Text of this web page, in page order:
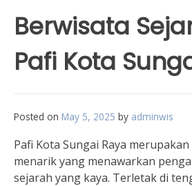
Berwisata
Pafi Kota
Posted on May 5, 2025 by adminwis
Pafi Kota Sungai Raya
menarik yang menawarkan
sejarah yang kaya. Terletak di